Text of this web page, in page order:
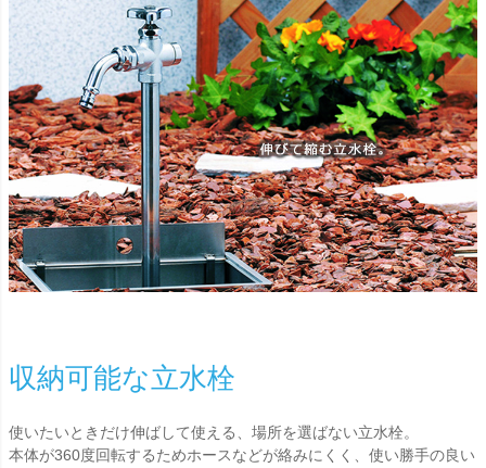
収納可能な立水栓
使いたいときだけ伸ばして使える、場所を選ばない立水栓。
本体が360度回転するためホースなどが絡みにくく、使い勝手の良い